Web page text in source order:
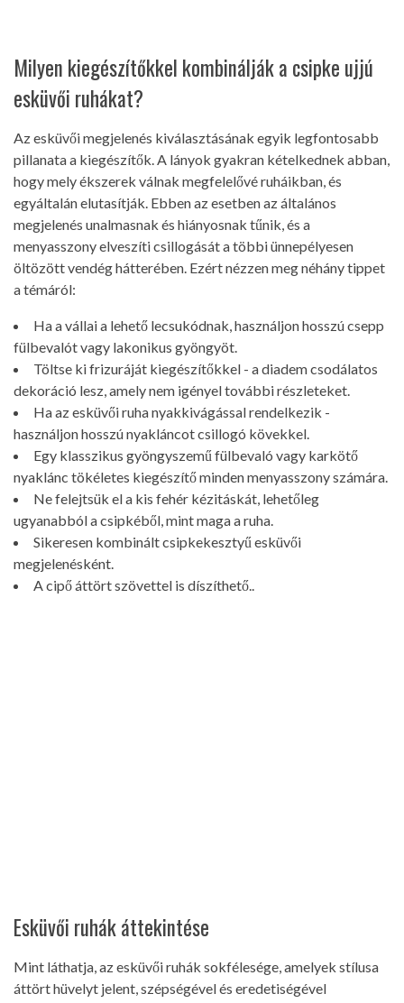
Milyen kiegészítőkkel kombinálják a csipke ujjú
esküvői ruhákat?
Az esküvői megjelenés kiválasztásának egyik legfontosabb
pillanata a kiegészítők. A lányok gyakran kételkednek abban,
hogy mely ékszerek válnak megfelelővé ruháikban, és
egyáltalán elutasítják. Ebben az esetben az általános
megjelenés unalmasnak és hiányosnak tűnik, és a
menyasszony elveszíti csillogását a többi ünnepélyesen
öltözött vendég hátterében. Ezért nézzen meg néhány tippet
a témáról:
Ha a vállai a lehető lecsukódnak, használjon hosszú csepp
fülbevalót vagy lakonikus gyöngyöt.
Töltse ki frizuráját kiegészítőkkel - a diadem csodálatos
dekoráció lesz, amely nem igényel további részleteket.
Ha az esküvői ruha nyakkivágással rendelkezik -
használjon hosszú nyakláncot csillogó kövekkel.
Egy klasszikus gyöngyszemű fülbevaló vagy karkötő
nyaklánc tökéletes kiegészítő minden menyasszony számára.
Ne felejtsük el a kis fehér kézitáskát, lehetőleg
ugyanabból a csipkéből, mint maga a ruha.
Sikeresen kombinált csipkekesztyű esküvői
megjelenésként.
A cipő áttört szövettel is díszíthető..
Esküvői ruhák áttekintése
Mint láthatja, az esküvői ruhák sokfélesége, amelyek stílusa
áttört hüvelyt jelent, szépségével és eredetiségével